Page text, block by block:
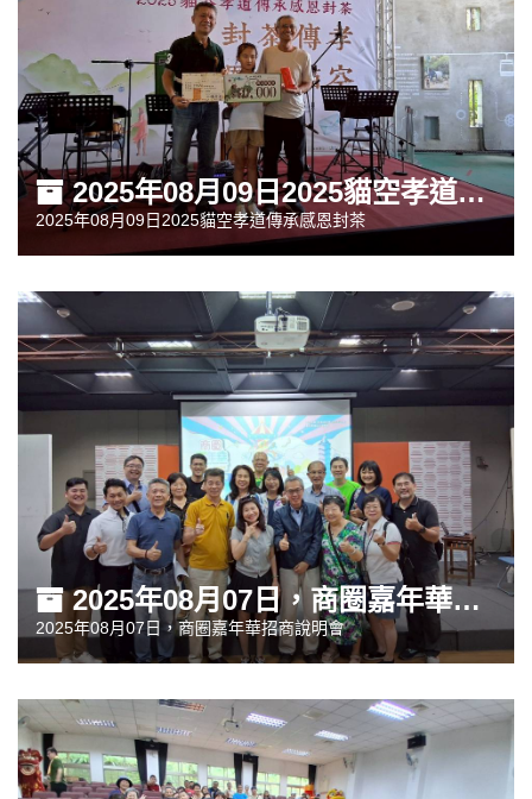
2025年08月09日2025貓空孝道傳承感恩封茶
2025年08月09日2025貓空孝道傳承感恩封茶
2025年08月07日，商圈嘉年華招商說明會
2025年08月07日，商圈嘉年華招商說明會